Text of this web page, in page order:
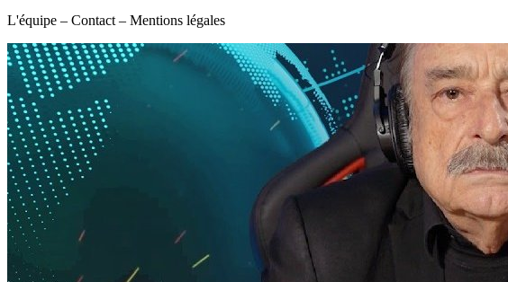
L'équipe – Contact – Mentions légales